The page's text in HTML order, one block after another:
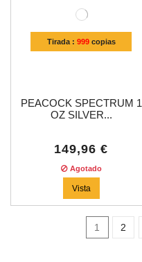
Tirada : 999copias
PEACOCK SPECTRUM 1
OZ SILVER...
149,96 €
Agotado
Vista
1 2